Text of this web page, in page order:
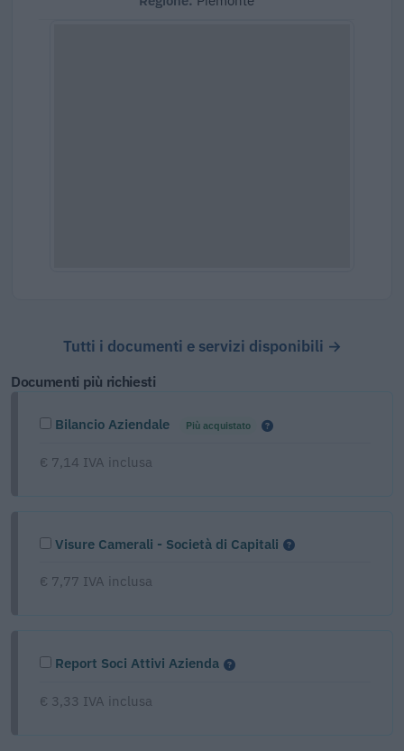
Tutti i documenti e servizi disponibili →
Documenti più richiesti
Bilancio Aziendale Più acquistato
€ 7,14 IVA inclusa
Visure Camerali - Società di Capitali
€ 7,77 IVA inclusa
Report Soci Attivi Azienda
€ 3,33 IVA inclusa